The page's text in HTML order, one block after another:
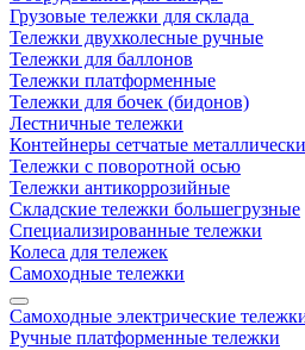
Грузовые тележки для склада
Тележки двухколесные ручные
Тележки для баллонов
Тележки платформенные
Тележки для бочек (бидонов)
Лестничные тележки
Контейнеры сетчатые
Тележки с поворотной осью
Тележки антикоррозийные
Складские тележки большегрузные
Специализированные тележки
Колеса для тележек
Самоходные тележки
Самоходные электрические
Ручные платформенные тележки